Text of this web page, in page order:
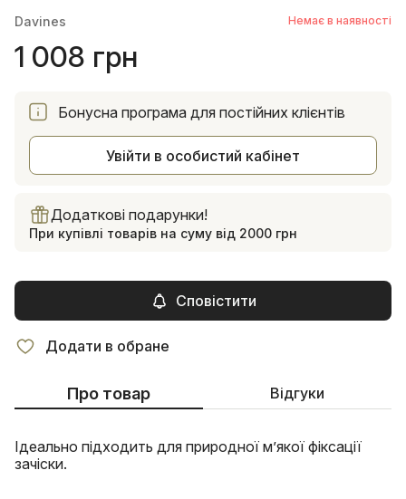
Davines
Немає в наявності
1 008 грн
Бонусна програма для постійних клієнтів
Увійти в особистий кабінет
Додаткові подарунки!
При купівлі товарів на суму від 2000 грн
Сповістити
Додати в обране
Про товар Відгуки
Ідеально підходить для природної м’якої фіксації
зачіски.